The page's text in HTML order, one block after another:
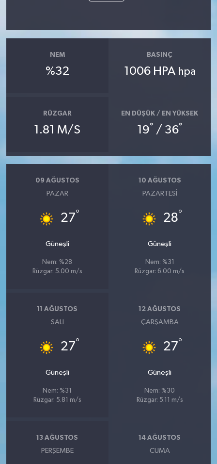
NEM
%32
BASINÇ
1006 HPA hpa
RÜZGAR
1.81 M/S
EN DÜŞÜK / EN YÜKSEK
19° / 36°
09 AĞUSTOS
PAZAR
27°
Güneşli
Nem: %28
Rüzgar: 5.00 m/s
10 AĞUSTOS
PAZARTESI
28°
Güneşli
Nem: %31
Rüzgar: 6.00 m/s
11 AĞUSTOS
SALI
27°
Güneşli
Nem: %31
Rüzgar: 5.81 m/s
12 AĞUSTOS
ÇARŞAMBA
27°
Güneşli
Nem: %30
Rüzgar: 5.11 m/s
13 AĞUSTOS
PERŞEMBE
14 AĞUSTOS
CUMA